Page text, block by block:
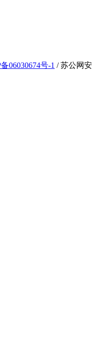
06030674号-1 / 苏公网安